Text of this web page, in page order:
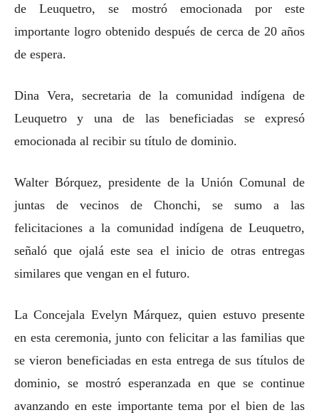
de Leuquetro, se mostró emocionada por este
importante logro obtenido después de cerca de 20 años
de espera.
Dina Vera, secretaria de la comunidad indígena de
Leuquetro y una de las beneficiadas se expresó
emocionada al recibir su título de dominio.
Walter Bórquez, presidente de la Unión Comunal de
juntas de vecinos de Chonchi, se sumo a las
felicitaciones a la comunidad indígena de Leuquetro,
señaló que ojalá este sea el inicio de otras entregas
similares que vengan en el futuro.
La Concejala Evelyn Márquez, quien estuvo presente
en esta ceremonia, junto con felicitar a las familias que
se vieron beneficiadas en esta entrega de sus títulos de
dominio, se mostró esperanzada en que se continue
avanzando en este importante tema por el bien de las